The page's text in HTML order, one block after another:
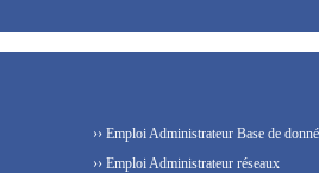
›› Emploi Administrateur Base de
›› Emploi Administrateur réseaux